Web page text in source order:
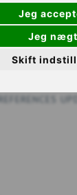
Jeg
Jeg
Skift
TILAA